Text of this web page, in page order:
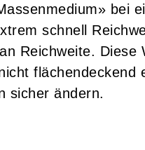
bei
schnell
Reichweite.
sicher ändern.